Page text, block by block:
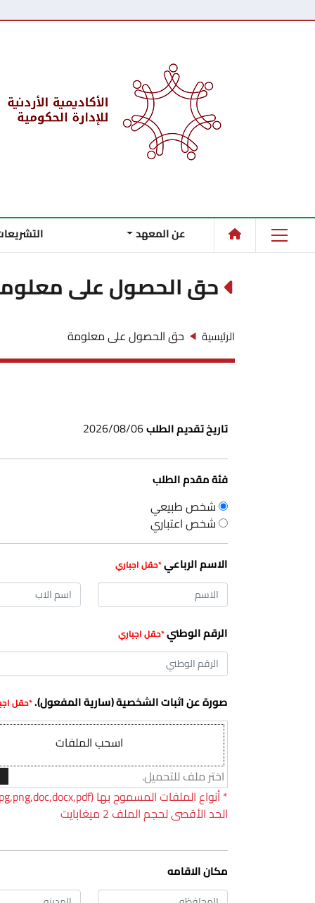
عن المعهد
حق الحصول على
الرئيسية حق الحصول على معلومة
تاريخ تقديم الطلب2026/08/06
فئة مقدم الطلب
شخص طبيعي
شخص اعتباري
الاسم الرباعي
الرقم الوطني
صورة عن اثبات الشخصية (سارية المفعول).
اسحب الملفات
اختر ملف للتحميل.
*
الحد الأقصى لحجم الملف 2 ميغابايت
مكان الاقامه